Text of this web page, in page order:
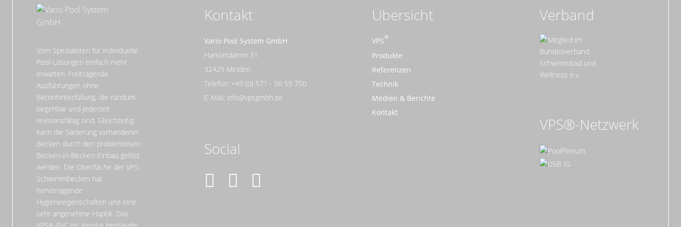
Vom Spezialisten für individuelle
Pool-Lösungen einfach mehr
erwarten. Freitragende
Ausführungen ohne
Betonhinterfüllung, die rundum
begehbar und jederzeit
revisionsfähig sind. Gleichzeitig
kann die Sanierung vorhandener
Becken durch den problemlosen
Becken-in-Becken-Einbau gelöst
werden. Die Oberfläche der VPS-
Schwimmbecken hat
hervorragende
Hygieneeigenschaften und eine
sehr angenehme Haptik. Das
VPS
-PVC ist absolut beständig
Kontakt
Vario Pool System GmbH
Harkortdamm 31
32429 Minden
Telefon: +49 (0) 571 - 50 55 750
E-Mail: info@vpsgmbh.de
Social
Übersicht
VPS
Produkte
Referenzen
Technik
Medien & Berichte
Kontakt
Verband
VPS®-Netzwerk